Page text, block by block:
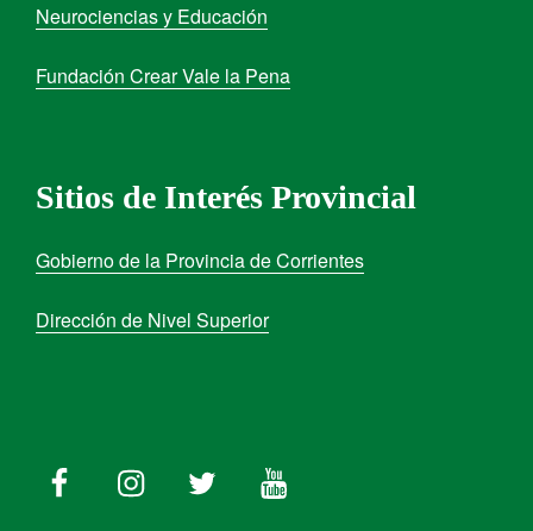
Neurociencias y Educación
Fundación Crear Vale la Pena
Sitios de Interés Provincial
Gobierno de la Provincia de Corrientes
Dirección de Nivel Superior